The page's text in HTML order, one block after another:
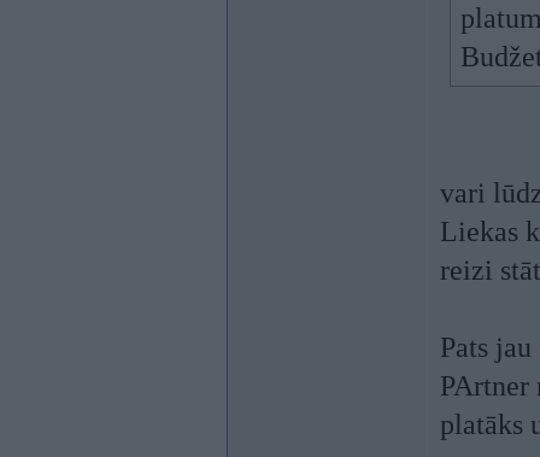
vari
Liekas
reizi
Pats
PArtner
platāks